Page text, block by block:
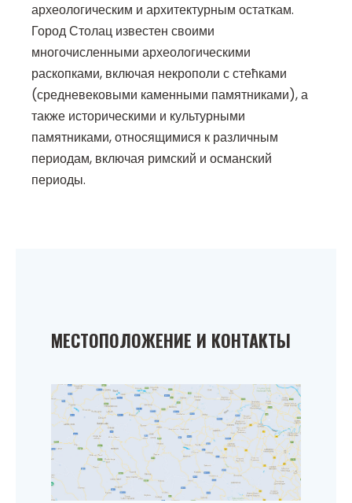
археологическим и архитектурным остаткам.
Город Столац известен своими
многочисленными археологическими
раскопками, включая некрополи с стећками
(средневековыми каменными памятниками), а
также историческими и культурными
памятниками, относящимися к различным
периодам, включая римский и османский
периоды.
МЕСТОПОЛОЖЕНИЕ И КОНТАКТЫ